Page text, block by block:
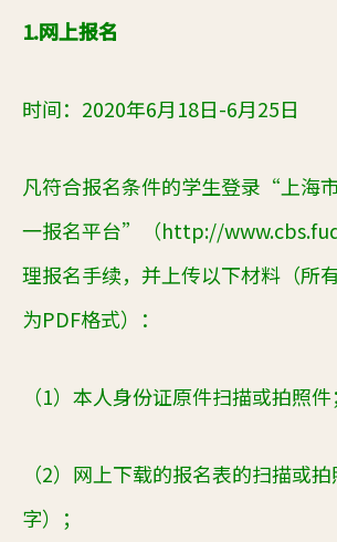
1.网上报名
时间：2020年6月18日-6月25日
凡符合报名条件的学生登录 “上海
一报名平台”（http://
理报名手续，并 上传以下材料（所
为PDF格式）：
（1） 本人身份证原件扫描或拍照件；
（2） 网上下载的报名表的扫描或
字）；